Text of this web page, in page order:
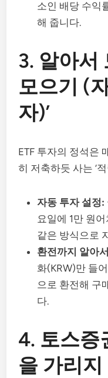
소인 배당 수익
해 줍니다.
3. 알아서
모으기 (
자)’
ETF 투자의 정석은
히 저축하듯 사는 ‘
자동 투자 설정:
요일에 1만 원어
같은 방식으로
환전까지 알아
화(KRW)만 들
으로 환전해 구
다.
4. 토스증
을 가리지